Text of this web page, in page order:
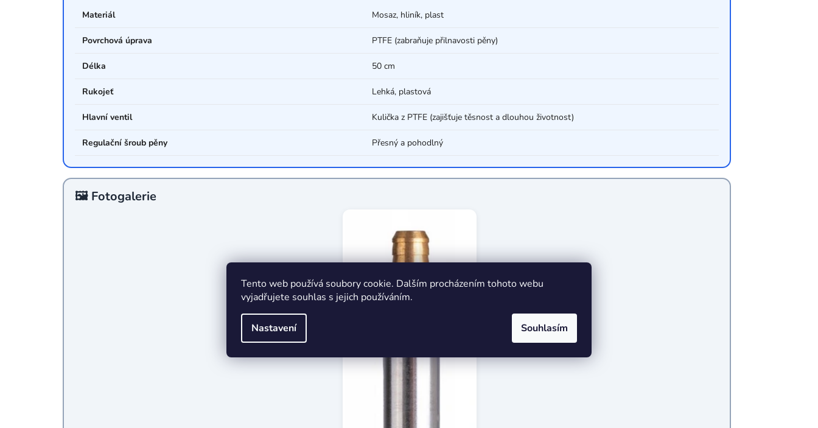
Tento web používá soubory cookie. Dalším procházením tohoto webu
vyjadřujete souhlas s jejich používáním.
Nastavení Souhlasím
Materiál Mosaz, hliník, plast
Povrchová úprava PTFE (zabraňuje přilnavosti pěny)
Délka 50 cm
Rukojeť Lehká, plastová
Hlavní ventil Kulička z PTFE (zajišťuje těsnost a dlouhou životnost)
Regulační šroub pěny Přesný a pohodlný
🖼️ Fotogalerie